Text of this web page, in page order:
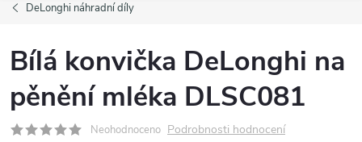
DeLonghi náhradní díly
Bílá konvička DeLonghi na
pěnění mléka DLSC081
Neohodnoceno Podrobnosti hodnocení